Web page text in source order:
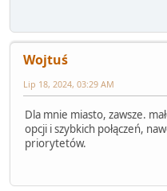
Wojtuś
Lip 18, 2024, 03:29 AM
Dla mnie miasto, zawsze.
opcji i szybkich połączeń,
priorytetów.